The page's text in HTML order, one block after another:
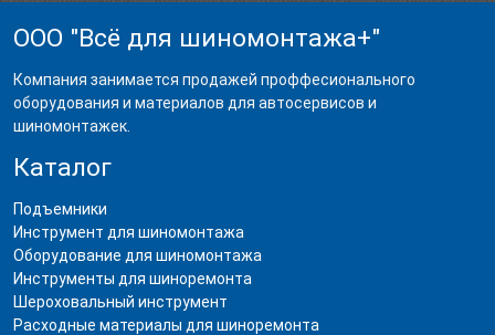
ООО "Всё для шиномонтажа+"
Компания занимается продажей проффесионального
оборудования и материалов для автосервисов и
шиномонтажек.
Каталог
Подъемники
Инструмент для шиномонтажа
Оборудование для шиномонтажа
Инструменты для шиноремонта
Шероховальный инструмент
Расходные материалы для шиноремонта